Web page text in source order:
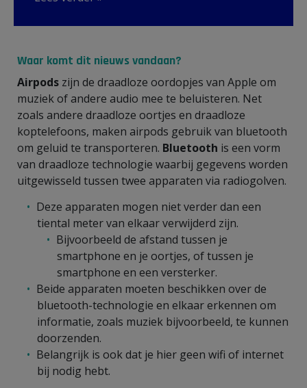
Waar komt dit nieuws vandaan?
Airpods zijn de draadloze oordopjes van Apple om
muziek of andere audio mee te beluisteren. Net
zoals andere draadloze oortjes en draadloze
koptelefoons, maken airpods gebruik van bluetooth
om geluid te transporteren. Bluetooth is een vorm
van draadloze technologie waarbij gegevens worden
uitgewisseld tussen twee apparaten via radiogolven.
Deze apparaten mogen niet verder dan een
tiental meter van elkaar verwijderd zijn.
Bijvoorbeeld de afstand tussen je
smartphone en je oortjes, of tussen je
smartphone en een versterker.
Beide apparaten moeten beschikken over de
bluetooth-technologie en elkaar erkennen om
informatie, zoals muziek bijvoorbeeld, te kunnen
doorzenden.
Belangrijk is ook dat je hier geen wifi of internet
bij nodig hebt.